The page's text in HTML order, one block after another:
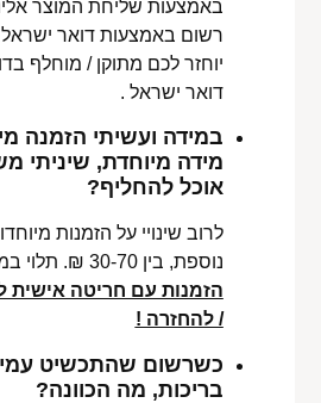
באמצעות שליחת המוצר
רשום באמצעות דואר
יוחזר לכם מתוקן / מוחלף
דואר ישראל .
במידה ועשיתי הזמנה
מידה מיוחדת, שיניתי
אוכל להחליף?
לרוב שינויי על הזמנות
נוספת, בין 30-70 ₪. תלוי במקרה,
הזמנות עם חריטה אישית
/ להחזרה !
כשרשום שהתכשיט
בריכות, מה הכוונה?